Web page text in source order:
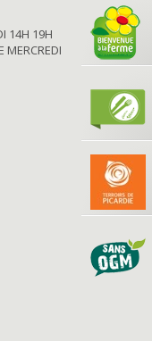
14H 19H
MERCREDI